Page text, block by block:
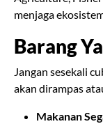
menjaga
Barang
Jangan sesekali
akan dirampas
Makanan